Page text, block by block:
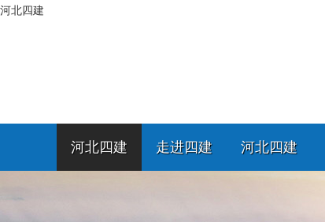
河北四建
河北四建 走进四建 河北四建